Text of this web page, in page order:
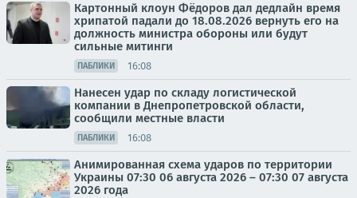
Картонный клоун Фёдоров дал дедлайн время
хрипатой падали до 18.08.2026 вернуть его на
должность министра обороны или будут
сильные митинги
ПАБЛИКИ 16:08
Нанесен удар по складу логистической
компании в Днепропетровской области,
сообщили местные власти
ПАБЛИКИ 16:08
Анимированная схема ударов по территории
Украины 07:30 06 августа 2026 – 07:30 07 августа
2026 года